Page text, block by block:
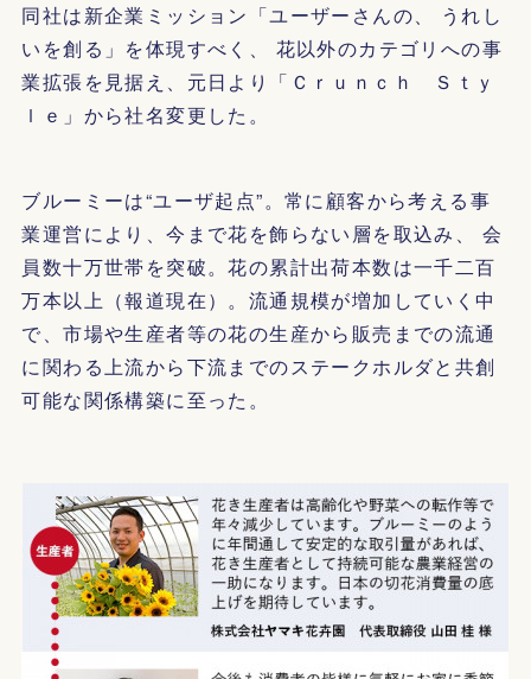
同社は新企業ミッション「ユーザーさんの、 うれし
いを創る」を体現すべく、 花以外のカテゴリへの事
業拡張を見据え、元日より「Ｃｒｕｎｃｈ Ｓｔｙ
ｌｅ」から社名変更した。
ブルーミーは“ユーザ起点”。常に顧客から考える事
業運営により、今まで花を飾らない層を取込み、 会
員数十万世帯を突破。花の累計出荷本数は一千二百
万本以上（報道現在）。流通規模が増加していく中
で、市場や生産者等の花の生産から販売までの流通
に関わる上流から下流までのステークホルダと共創
可能な関係構築に至った。